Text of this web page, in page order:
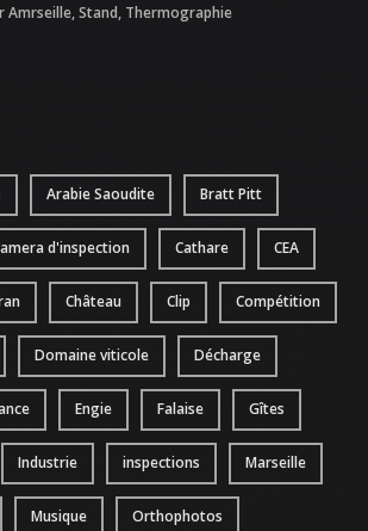
Amrseille,Stand, Thermographie
Arabie Saoudite Bratt Pitt
d'inspection Cathare CEA
Château Clip Compétition
Domaine viticole Décharge
Engie Falaise Gîtes
Industrie inspections Marseille
Musique Orthophotos